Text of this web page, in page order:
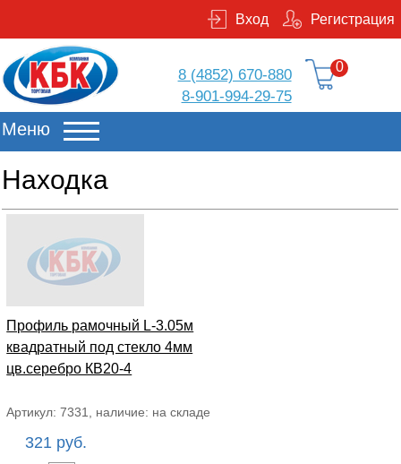
Регистрация
Вход
8 (4852) 670-880
8-901-994-29-75
0
Меню
Находка
Профиль рамочный L-3.05м
квадратный под стекло 4мм
цв.серебро КВ20-4
Артикул: 7331, наличие: на складе
321 руб.